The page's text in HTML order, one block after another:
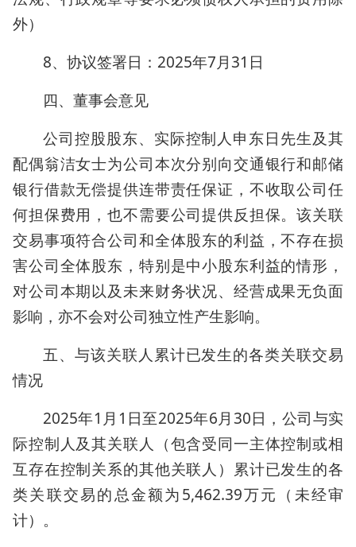
外）
8、协议签署日：2025年7月31日
四、董事会意见
公司控股股东、实际控制人申东日先生及其
配偶翁洁女士为公司本次分别向交通银行和邮储
银行借款无偿提供连带责任保证，不收取公司任
何担保费用，也不需要公司提供反担保。该关联
交易事项符合公司和全体股东的利益，不存在损
害公司全体股东，特别是中小股东利益的情形，
对公司本期以及未来财务状况、经营成果无负面
影响，亦不会对公司独立性产生影响。
五、与该关联人累计已发生的各类关联交易
情况
2025年1月1日至2025年6月30日，公司与实
际控制人及其关联人（包含受同一主体控制或相
互存在控制关系的其他关联人）累计已发生的各
类关联交易的总金额为5,462.39万元（未经审
计）。